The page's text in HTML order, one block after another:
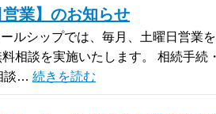
営業】のお知らせ
ルシップでは、毎月、土曜日営業
料相談を実施いたします。 相続手
談… 続きを読む